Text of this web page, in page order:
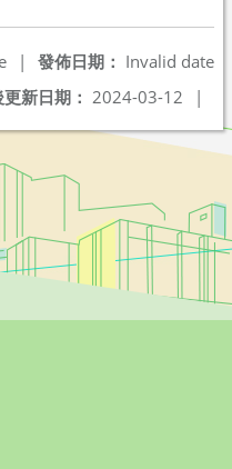
發佈日期： Invalid date
|
新日期： 2024-03-12 |